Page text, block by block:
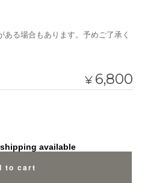
る場合もあります。予めご了承く
¥ 6,800
available
to cart